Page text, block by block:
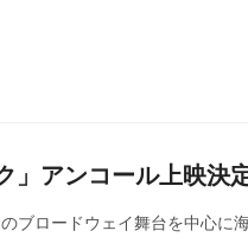
ーグとは？ ドラマリーグは舞
。会員は、受賞歴のある俳優
評家、全米の劇場観客など、
」アンコール上映決
ブロードウェイ舞台を中心に